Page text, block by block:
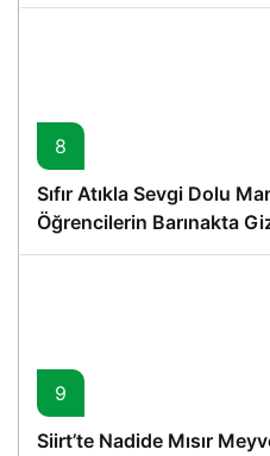
8
Sıfır Atıkla Sevgi Dolu
Öğrencilerin Barınakta
Proje
9
Siirt’te Nadide Mısır